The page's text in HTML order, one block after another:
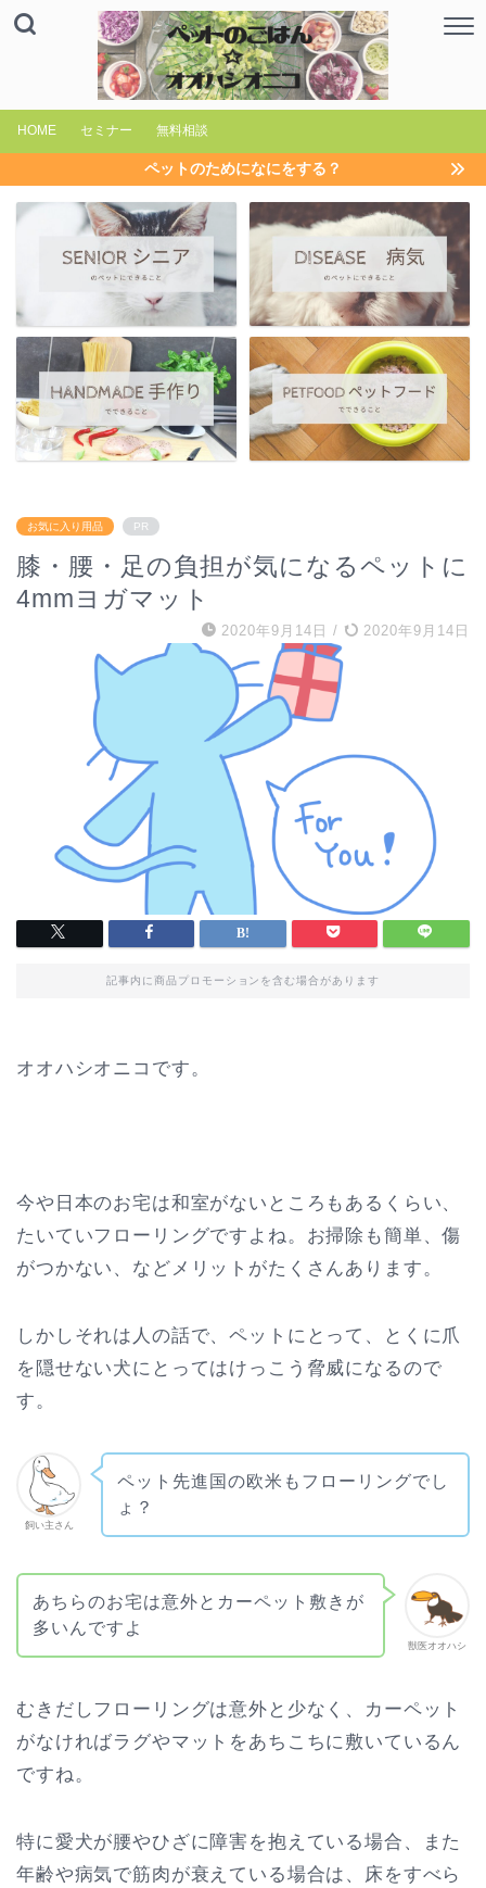
HOME セミナー 無料相談
ペットのためになにをする？
お気に入り用品 PR
膝・腰・足の負担が気になるペットに
4mmヨガマット
2020年9月14日 / 2020年9月14日
記事内に商品プロモーションを含む場合があります
オオハシオニコです。
今や日本のお宅は和室がないところもあるくらい、
たいていフローリングですよね。お掃除も簡単、傷
がつかない、などメリットがたくさんあります。
しかしそれは人の話で、ペットにとって、とくに爪
を隠せない犬にとってはけっこう脅威になるので
す。
飼い主さん
ペット先進国の欧米もフローリングでし
ょ？
獣医オオハシ
あちらのお宅は意外とカーペット敷きが
多いんですよ
むきだしフローリングは意外と少なく、カーペット
がなければラグやマットをあちこちに敷いているん
ですね。
特に愛犬が腰やひざに障害を抱えている場合、また
年齢や病気で筋肉が衰えている場合は、床をすべら